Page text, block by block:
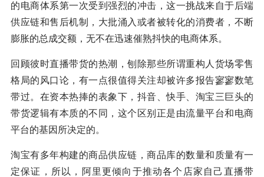
的电商体系第一次受到强烈的冲击，这一挑战来自于后端
供应链和售后机制，大批涌入或者被转化的消费者，不断
膨胀的总成交额，无不在迅速催熟抖快的电商体系。
回顾彼时直播带货的热潮，刨除那些所谓重构人货场零售
格局的风口论，有一点很值得关注却被许多报告寥寥数笔
带过。在资本热捧的表象下，抖音、快手、淘宝三巨头的
带货逻辑有本质的不同，这个区别正是由流量平台和电商
平台的基因所决定的。
淘宝有多年构建的商品供应链，商品库的数量和质量有一
定保证，所以，阿里更倾向于推动各个店家自己直播带